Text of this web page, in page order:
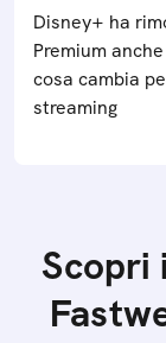
Disney+ ha
Premium
cosa cambia
streaming
Scopri